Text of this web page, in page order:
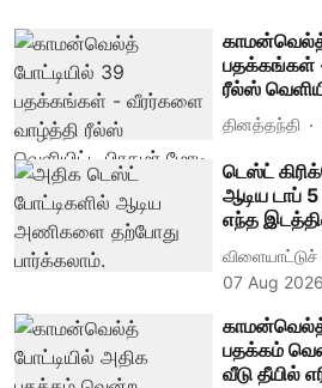
காமன்வெல்த்
பதக்கங்கள்
ரீல்ஸ்
தினத்தந்தி
டெஸ்ட்
ஆடிய டாப்
எந்த
விளையாட்டுச்
07 Aug 2026
காமன்வெல்த்
பதக்கம்
வீடு தீயில்